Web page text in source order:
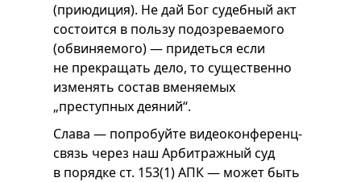
(приюдиция). Не дай Бог судебный акт
состоится в пользу подозреваемого
(обвиняемого) — придеться если
не прекращать дело, то существенно
изменять состав вменяемых
„преступных деяний“.
Слава — попробуйте видеоконференц-
связь через наш Арбитражный суд
в порядке ст. 153(1) АПК — может быть